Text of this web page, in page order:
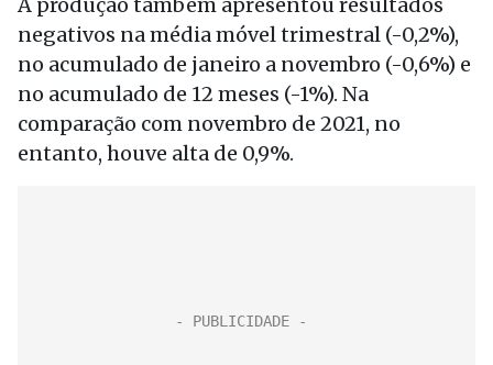
negativos na média móvel trimestral (-0,2%),
no acumulado de janeiro a novembro (-0,6%) e
no acumulado de 12 meses (-1%). Na
comparação com novembro de 2021, no
entanto, houve alta de 0,9%.